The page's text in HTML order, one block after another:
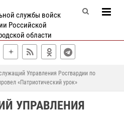
службы войск
Российской
области
Управления Росгвардии по
«Патриотический урок»
УПРАВЛЕНИЯ